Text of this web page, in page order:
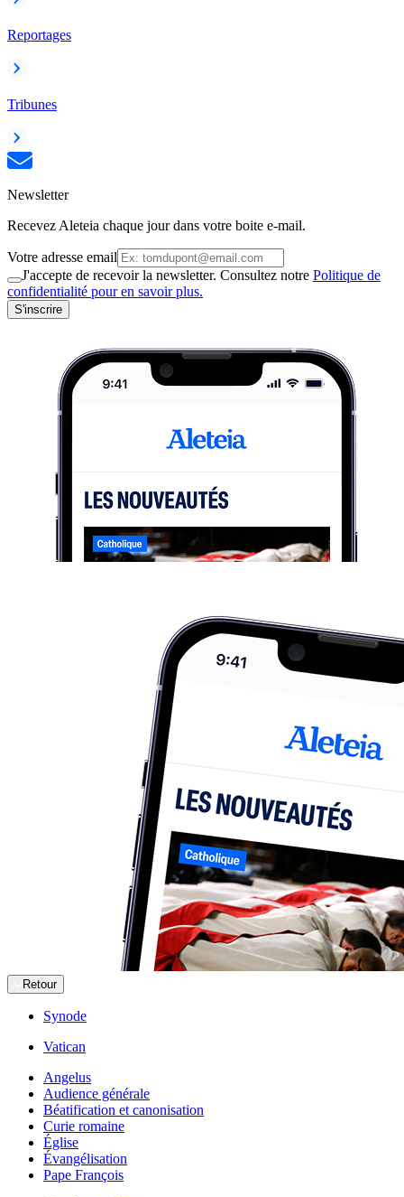
Reportages
Tribunes
Newsletter
Recevez Aleteia chaque jour dans votre boite e-mail.
Votre adresse email
J'accepte de recevoir la newsletter. Consultez notre Politique de
confidentialité pour en savoir plus.
S'inscrire
Retour
Synode
Vatican
Angelus
Audience générale
Béatification et canonisation
Curie romaine
Église
Évangélisation
Pape François